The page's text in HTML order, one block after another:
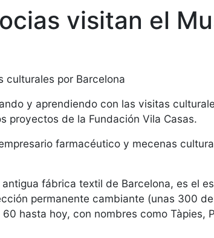
visitan el
por Barcelona
y aprendiendo con las visitas
proyectos de la Fundación Vila Casas.
farmacéutico y mecenas
fábrica textil de Barcelona, es el
permanente cambiante (unas 300
hasta hoy, con nombres como Tàpies,